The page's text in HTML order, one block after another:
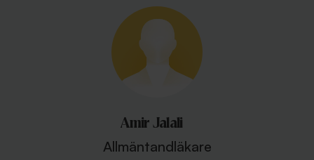
Amir Jalali
Allmäntandläkare